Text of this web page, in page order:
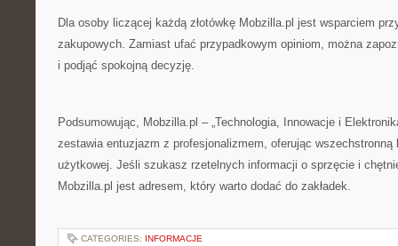
Dla osoby liczącej każdą złotówkę Mobzilla.pl jest wsparciem
zakupowych. Zamiast ufać przypadkowym opiniom, można
i podjąć spokojną decyzję.
Podsumowując, Mobzilla.pl – „Technologia, Innowacje i
zestawia entuzjazm z profesjonalizmem, oferując wszechstronną
użytkowej. Jeśli szukasz rzetelnych informacji o sprzęcie i
Mobzilla.pl jest adresem, który warto dodać do zakładek.
CATEGORIES: INFORMACJE